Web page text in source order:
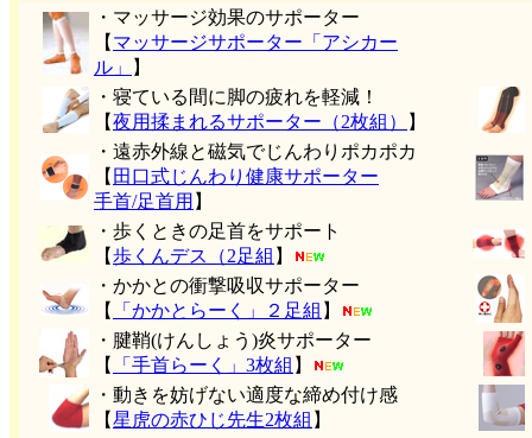
・マッサージ効果のサポーター
【 マッサージサポーター「アシカー
ル」
】
・寝ている間に脚の疲れを軽減！
【夜用揉まれるサポーター（2枚組） 】
・遠赤外線と磁気でじんわりポカポカ
【 田口式じんわり健康サポーター
手首/足首用 】
・歩くときの足首をサポート
【歩くんデス（2足組 】
・かかとの衝撃吸収サポーター
【
「かかとらーく」２足組 】
・腱鞘(けんしょう)炎サポーター
【
「手首らーく」3枚組 】
・動きを妨げない適度な締め付け感
【星虎の赤ひじ先生2枚組 】